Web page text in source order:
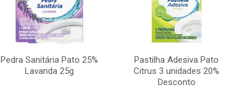
Pedra Sanitária Pato 25%
Lavanda 25g
Pastilha Adesiva Pato
Citrus 3 unidades 20%
Desconto